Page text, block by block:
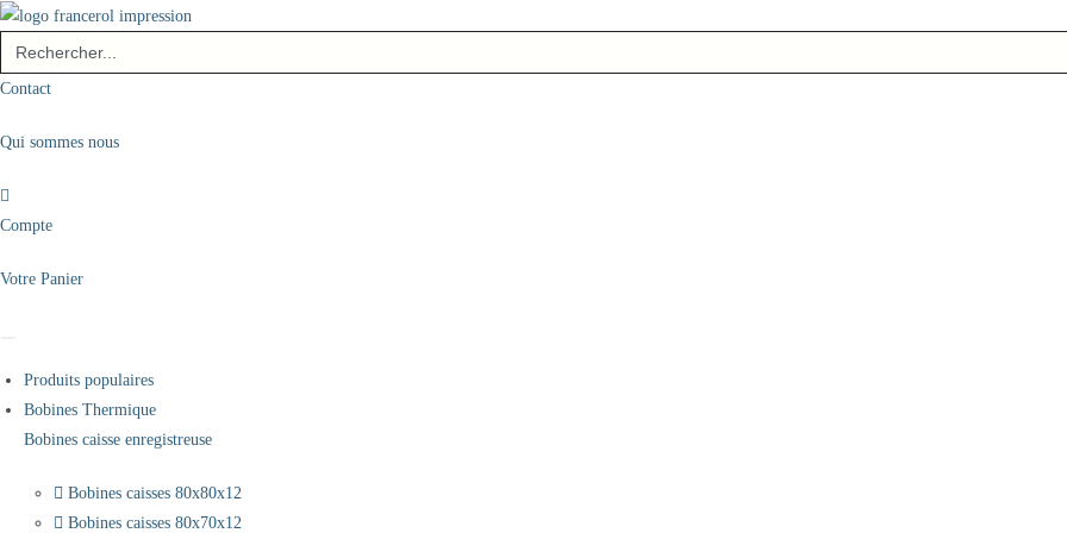
Skip
content
Search
for:
Contact
Qui sommes nous
Compte
Votre Panier
Produits populaires
Bobines Thermique
Bobines caisse enregistreuse
Bobines caisses 80x80x12
Bobines caisses 80x70x12